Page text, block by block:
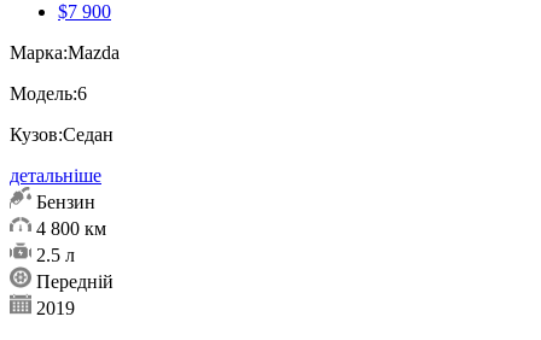
$7 900
Марка:Mazda
Модель:6
Кузов:Седан
детальніше
Бензин
4 800 км
2.5 л
Передній
2019